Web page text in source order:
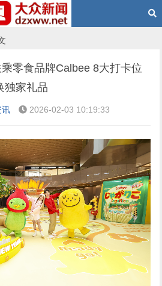
零食品牌Calbee 8大打卡位
独家礼品
讯 2026-02-03 10:19:33